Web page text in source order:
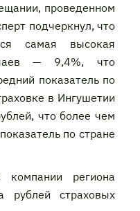
проведенном
подчеркнул, что
самая высокая
— 9,4%, что
показатель по
в Ингушетии
что более чем
по стране
региона
рублей страховых